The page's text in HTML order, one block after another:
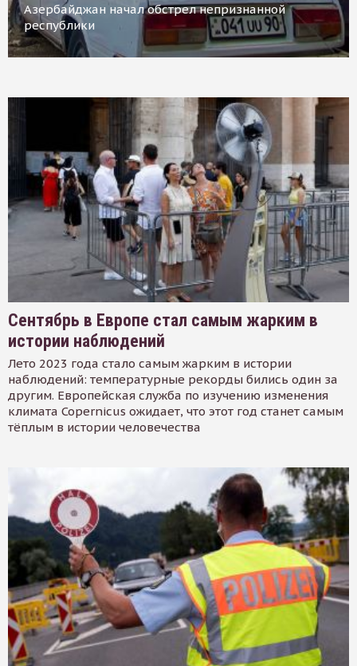
Азербайджан начал обстрел непризнанной
республики
Сентябрь в Европе стал самым жарким в
истории наблюдений
Лето 2023 года стало самым жарким в истории
наблюдений: температурные рекорды бились один за
другим. Европейская служба по изучению изменения
климата Copernicus ожидает, что этот год станет самым
тёплым в истории человечества